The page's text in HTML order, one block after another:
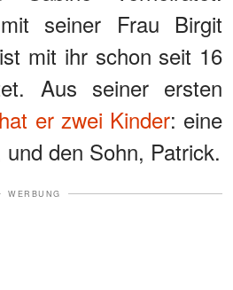
seiner Frau Birgit
mit ihr schon seit 16
Aus seiner ersten
hat er zwei Kinder: eine
den Sohn, Patrick.
WERBUNG